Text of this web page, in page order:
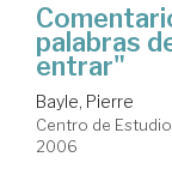
palabras
entrar"
Bayle, Pierre
Centro de
2006